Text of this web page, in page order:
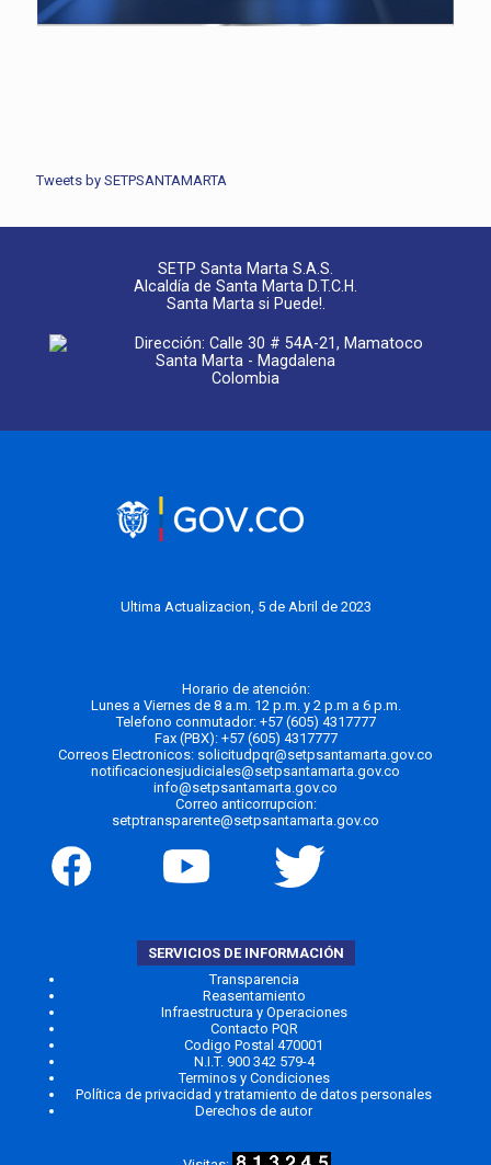
Tweets by SETPSANTAMARTA
SETP Santa Marta S.A.S.
Alcaldía de Santa Marta D.T.C.H.
Santa Marta si Puede!.
Dirección: Calle 30 # 54A-21, Mamatoco
Santa Marta - Magdalena
Colombia
Ultima Actualizacion, 5 de Abril de 2023
Horario de atención:
Lunes a Viernes de 8 a.m. 12 p.m. y 2 p.m a 6 p.m.
Telefono conmutador: +57 (605) 4317777
Fax (PBX): +57 (605) 4317777
Correos Electronicos: solicitudpqr@setpsantamarta.gov.co
notificacionesjudiciales@setpsantamarta.gov.co
info@setpsantamarta.gov.co
Correo anticorrupcion:
setptransparente@setpsantamarta.gov.co
SERVICIOS DE INFORMACIÓN
Transparencia
Reasentamiento
Infraestructura y Operaciones
Contacto PQR
Codigo Postal 470001
N.I.T. 900 342 579-4
Terminos y Condiciones
Política de privacidad y tratamiento de datos personales
Derechos de autor